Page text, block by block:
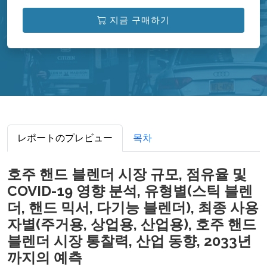
지금 구매하기
レポートのプレビュー 목차
호주 핸드 블렌더 시장 규모, 점유율 및
COVID-19 영향 분석, 유형별(스틱 블렌
더, 핸드 믹서, 다기능 블렌더), 최종 사용
자별(주거용, 상업용, 산업용), 호주 핸드
블렌더 시장 통찰력, 산업 동향, 2033년
까지의 예측